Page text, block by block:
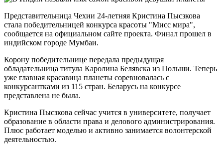
Представительница Чехии 24-летняя Кристина Пысзкова
стала победительницей конкурса красоты "Мисс мира",
сообщается на официальном сайте проекта. Финал прошел в
индийском городе Мумбаи.
Корону победительнице передала предыдущая
обладательница титула Каролина Белявска из Польши. Теперь
уже главная красавица планеты соревновалась с
конкурсантками из 115 стран. Беларусь на конкурсе
представлена не была.
Кристина Пысзкова сейчас учится в университете, получает
образование в области права и делового администрирования.
Плюс работает моделью и активно занимается волонтерской
деятельностью.